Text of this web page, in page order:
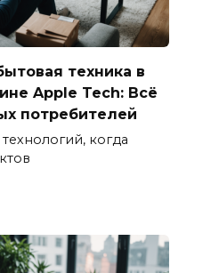
техника в
Apple Tech: Всё
потребителей
когда